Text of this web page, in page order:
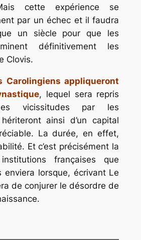
cette expérience se
par un échec et il faudra
un siècle pour que les
définitivement les
Clovis.
Carolingiens appliqueront
, lequel sera repris
vicissitudes par les
ainsi d’un capital
La durée, en effet,
Et c’est précisément la
françaises que
enviera lorsque, écrivant Le
de conjurer le désordre de